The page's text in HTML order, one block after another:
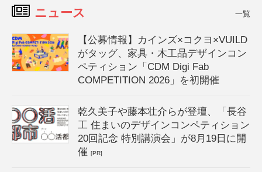
ニュース 一覧
【公募情報】カインズ×コクヨ×VUILD
がタッグ、家具・木工品デザインコン
ペティション「CDM Digi Fab
COMPETITION 2026」を初開催
乾久美子や藤本壮介らが登壇、「長谷
工 住まいのデザインコンペティション
20回記念 特別講演会」が8月19日に開
催[PR]